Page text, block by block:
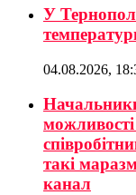
У
04.08.2026,
такі
канал